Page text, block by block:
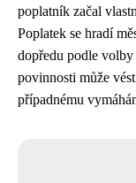
poplatník začal
Poplatek se hradí
dopředu podle
povinnosti může
případnému